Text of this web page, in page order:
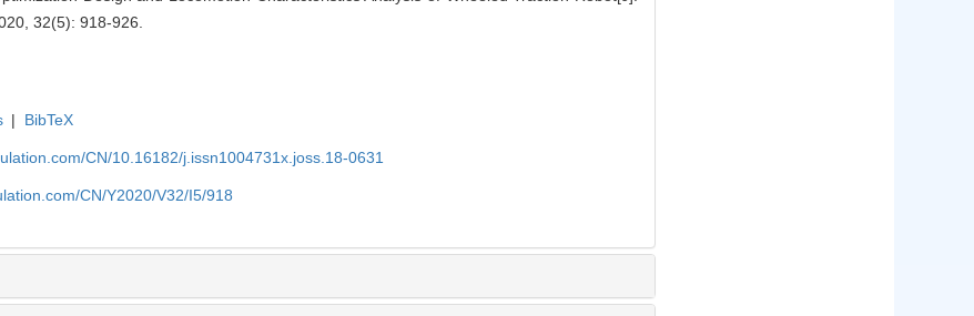
32(5): 918-926.
| BibTeX
CN/10.16182/j.issn1004731x.joss.18-0631
CN/Y2020/V32/I5/918